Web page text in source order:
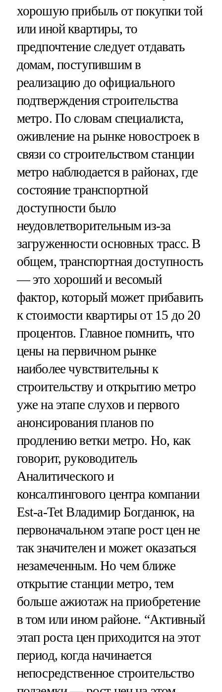
хорошую прибыль от покупки той
или иной квартиры, то
предпочтение следует отдавать
домам, поступившим в
реализацию до официального
подтверждения строительства
метро. По словам специалиста,
оживление на рынке новостроек в
связи со строительством станции
метро наблюдается в районах, где
состояние транспортной
доступности было
неудовлетворительным из-за
загруженности основных трасс. В
общем, транспортная доступность
— это хороший и весомый
фактор, который может прибавить
к стоимости квартиры от 15 до 20
процентов. Главное помнить, что
цены на первичном рынке
наиболее чувствительны к
строительству и открытию метро
уже на этапе слухов и первого
анонсирования планов по
продлению ветки метро. Но, как
говорит, руководитель
Аналитического и
консалтингового центра компании
Est-a-Tet Владимир Богданюк, на
первоначальном этапе рост цен не
так значителен и может оказаться
незамеченным. Но чем ближе
открытие станции метро, тем
больше ажиотаж на приобретение
в том или ином районе. “Активный
этап роста цен приходится на этот
период, когда начинается
непосредственное строительство